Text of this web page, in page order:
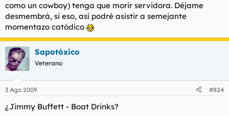
como un cowboy) tenga que morir servidora. Déjame
desmembrá, si eso, así podré asistir a semejante
momentazo catódico
Sapotóxico
Veterano
3 Ago 2009 #824
¿Jimmy Buffett - Boat Drinks?